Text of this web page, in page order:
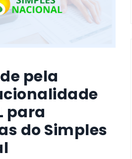
pela
para
do Simples